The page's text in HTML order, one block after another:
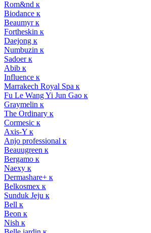
Rom&nd к
Biodance к
Beaumyr к
Fortheskin к
Daejong к
Numbuzin к
Sadoer к
Abib к
Influence к
Marrakech Royal Spa к
Fu Le Wang Yi Jun Gao к
Graymelin к
The Ordinary к
Cormesic к
Axis-Y к
Anjo professional к
Beauugreen к
Bergamo к
Naexy к
Dermashare+ к
Belkosmex к
Sunduk Jeju к
Bell к
Beon к
Nish к